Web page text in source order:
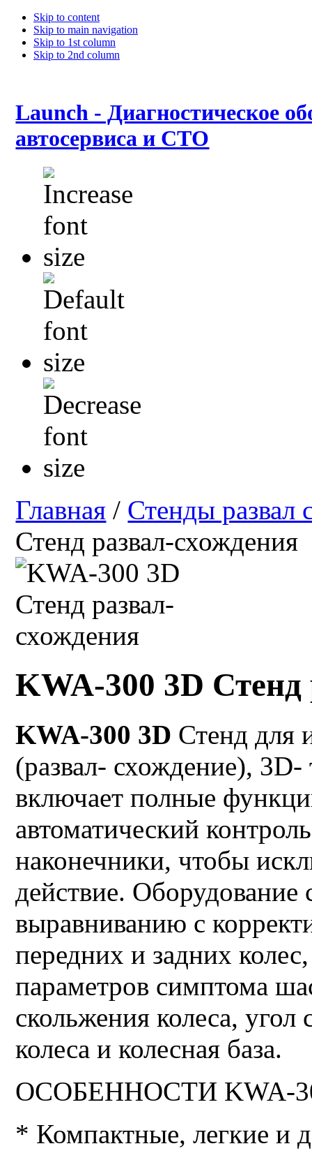
Skip to content
Skip to main navigation
Skip to 1st column
Skip to 2nd column
Launch - Диагностическое
автосервиса и СТО
Главная / Стенды развал
Стенд развал-схождения
KWA-300 3D Стенд
KWA-300 3D Стенд для
(развал- схождение),
включает полные
автоматический
наконечники, чтобы
действие.
выравниванию с
передних и задних
параметров симптома
скольжения колеса,
колеса и колесная база.
ОСОБЕННОСТИ KWA-
* Компактные, легкие и